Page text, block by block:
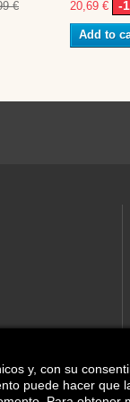
€ 20,69 € -
Add to
y, con su
puede hacer que